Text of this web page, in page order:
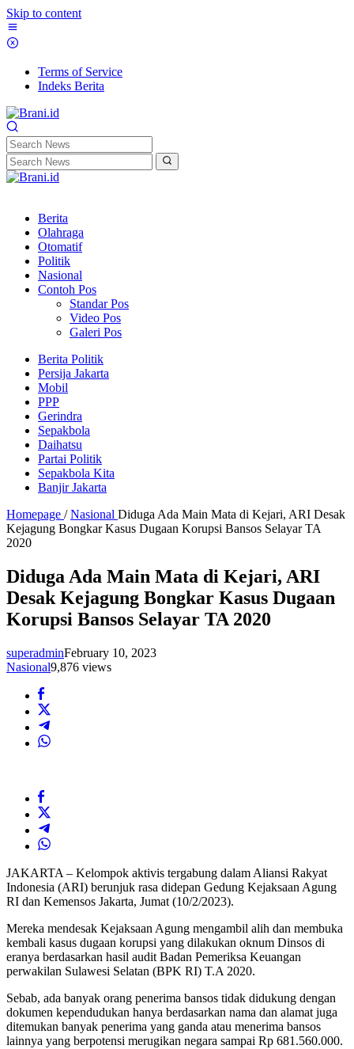
Skip to content
Terms of Service
Indeks Berita
Berita
Olahraga
Otomatif
Politik
Nasional
Contoh Pos
Standar Pos
Video Pos
Galeri Pos
Berita Politik
Persija Jakarta
Mobil
PPP
Gerindra
Sepakbola
Daihatsu
Partai Politik
Sepakbola Kita
Banjir Jakarta
Homepage / Nasional Diduga Ada Main Mata di Kejari, ARI Desak
Kejagung Bongkar Kasus Dugaan Korupsi Bansos Selayar TA
2020
Diduga Ada Main Mata di Kejari, ARI
Desak Kejagung Bongkar Kasus Dugaan
Korupsi Bansos Selayar TA 2020
superadminFebruary 10, 2023
Nasional9,876 views
JAKARTA – Kelompok aktivis tergabung dalam Aliansi Rakyat
Indonesia (ARI) berunjuk rasa didepan Gedung Kejaksaan Agung
RI dan Kemensos Jakarta, Jumat (10/2/2023).
Mereka mendesak Kejaksaan Agung mengambil alih dan membuka
kembali kasus dugaan korupsi yang dilakukan oknum Dinsos di
eranya berdasarkan hasil audit Badan Pemeriksa Keuangan
perwakilan Sulawesi Selatan (BPK RI) T.A 2020.
Sebab, ada banyak orang penerima bansos tidak didukung dengan
dokumen kependudukan hanya berdasarkan nama dan alamat juga
ditemukan banyak penerima yang ganda atau menerima bansos
lainnya yang berpotensi merugikan negara sampai Rp 681.560.000.